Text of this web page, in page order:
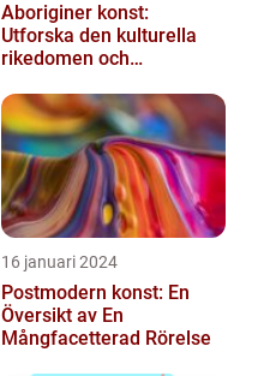
Aboriginer konst:
Utforska den kulturella
rikedomen och
16 januari 2024
Postmodern konst: En
Översikt av En
Mångfacetterad Rörelse